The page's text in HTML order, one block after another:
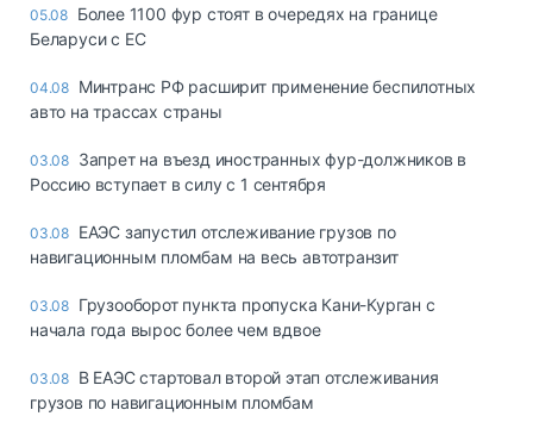
05.08 Более 1100 фур стоят в очередях на границе
Беларуси с ЕС
04.08 Минтранс РФ расширит применение беспилотных
авто на трассах страны
03.08 Запрет на въезд иностранных фур-должников в
Россию вступает в силу с 1 сентября
03.08 ЕАЭС запустил отслеживание грузов по
навигационным пломбам на весь автотранзит
03.08 Грузооборот пункта пропуска Кани-Курган с
начала года вырос более чем вдвое
03.08 В ЕАЭС стартовал второй этап отслеживания
грузов по навигационным пломбам